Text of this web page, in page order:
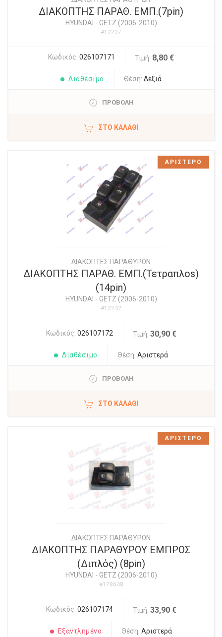
ΔΙΑΚΟΠΤΗΣ ΠΑΡΑΘ. ΕΜΠ.(7pin)
HYUNDAI - GETZ (2006-2010)
#12237
Κωδικός: 026107171 Τιμή: 8,80 €
Διαθέσιμο Θέση: Δεξιά
ΠΡΟΒΟΛΗ
ΣΤΟ ΚΑΛΆΘΙ
ΔΙΑΚΟΠΤΕΣ ΠΑΡΑΘΥΡΩΝ
ΔΙΑΚΟΠΤΗΣ ΠΑΡΑΘ. ΕΜΠ.(Τετραπλοs)
(14pin)
HYUNDAI - GETZ (2006-2010)
#12242
Κωδικός: 026107172 Τιμή: 30,90 €
Διαθέσιμο Θέση: Αριστερά
ΠΡΟΒΟΛΗ
ΣΤΟ ΚΑΛΆΘΙ
ΑΡΙΣΤΕΡΟ
ΔΙΑΚΟΠΤΕΣ ΠΑΡΑΘΥΡΩΝ
ΔΙΑΚΟΠΤΗΣ ΠΑΡΑΘΥΡΟΥ ΕΜΠΡΟΣ
(Διπλός) (8pin)
HYUNDAI - GETZ (2006-2010)
#178648
Κωδικός: 026107174 Τιμή: 33,90 €
Εξαντλημένο Θέση:Αριστερά
ΑΡΙΣΤΕΡΟ